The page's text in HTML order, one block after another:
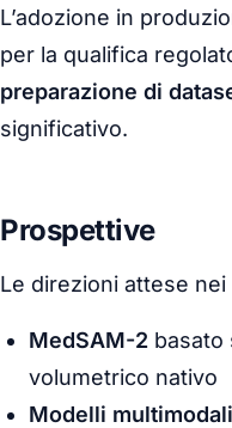
L’adozione in
per la qualifica
preparazione di
significativo.
Prospettive
Le direzioni attese
MedSAM-2 basato
volumetrico nativo
Modelli